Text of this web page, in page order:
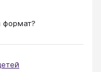
формат?